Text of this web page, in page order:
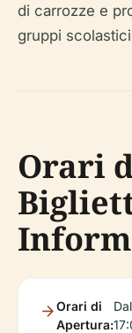
di carrozze e
gruppi
Orari
Orari di
Apertura: